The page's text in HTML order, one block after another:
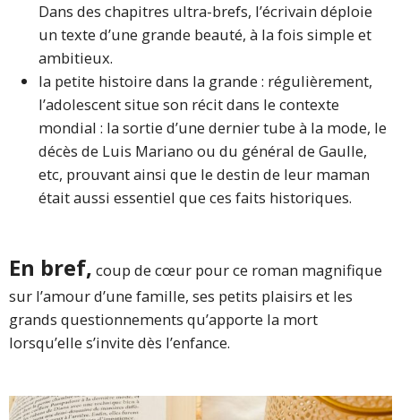
Dans des chapitres ultra-brefs, l’écrivain déploie
un texte d’une grande beauté, à la fois simple et
ambitieux.
la petite histoire dans la grande : régulièrement,
l’adolescent situe son récit dans le contexte
mondial : la sortie d’une dernier tube à la mode, le
décès de Luis Mariano ou du général de Gaulle,
etc, prouvant ainsi que le destin de leur maman
était aussi essentiel que ces faits historiques.
En bref, coup de cœur pour ce roman magnifique
sur l’amour d’une famille, ses petits plaisirs et les
grands questionnements qu’apporte la mort
lorsqu’elle s’invite dès l’enfance.